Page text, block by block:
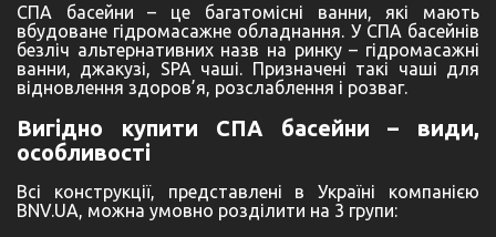
СПА басейни – це багатомісні ванни, які мають
вбудоване гідромасажне обладнання. У СПА басейнів
безліч альтернативних назв на ринку – гідромасажні
ванни, джакузі, SPA чаші. Призначені такі чаші для
відновлення здоров’я, розслаблення і розваг.
Вигідно купити СПА басейни – види,
особливості
Всі конструкції, представлені в Україні компанією
BNV.UA, можна умовно розділити на 3 групи: